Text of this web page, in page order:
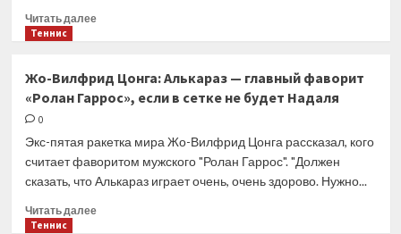
в
Андреева
обыгрывает
состоявшихся
Читать далееПрочитать
Андрей
Ольховский:
Медведева
будет
Теннис
Жо-Вилфрид Цонга: Алькараз — главный фаворит
«Ролан Гаррос», если в сетке не будет Надаля
0
Экс-пятая ракетка мира Жо-Вилфрид Цонга рассказал, кого
считает фаворитом мужского "Ролан Гаррос". "Должен
сказать, что Алькараз играет очень, очень здорово. Нужно...
Читать далееПрочитать
Теннис